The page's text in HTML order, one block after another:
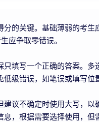
分的关键。基础薄弱的考
应争取零错误。
填写一个正确的答案。多
级错误，如笔误或填写位
议不确定时使用大写，以
，根据需要选择使用，但